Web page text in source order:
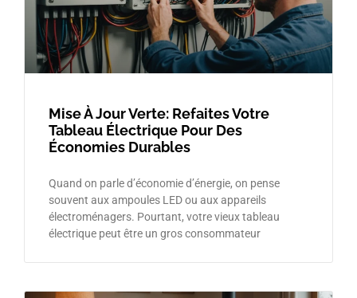
Mise À Jour Verte: Refaites Votre
Tableau Électrique Pour Des
Économies Durables
Quand on parle d’économie d’énergie, on pense
souvent aux ampoules LED ou aux appareils
électroménagers. Pourtant, votre vieux tableau
électrique peut être un gros consommateur